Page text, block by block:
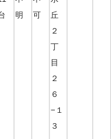
明
可
丘
２
丁
目
２
６
−１
３